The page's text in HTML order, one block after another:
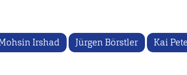
Irshad Jürgen Börstler Kai